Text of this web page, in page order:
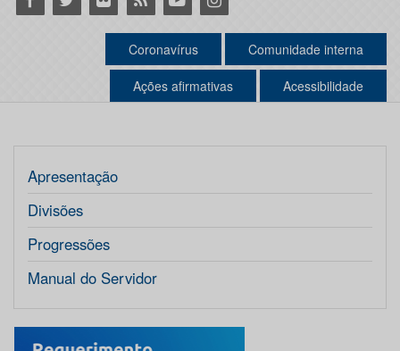
Coronavírus Comunidade interna
Ações afirmativas Acessibilidade
Apresentação
Divisões
Progressões
Manual do Servidor